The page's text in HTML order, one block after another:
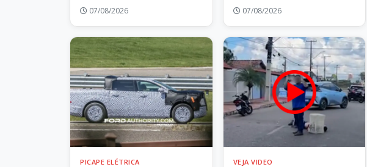
07/08/2026 07/08/2026
PICAPE ELÉTRICA VEJA VIDEO